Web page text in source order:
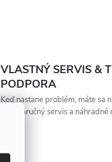
VLASTNÝ SERVIS &
PODPORA
Keď nastane problém, máte sa
aj pozáručný servis a